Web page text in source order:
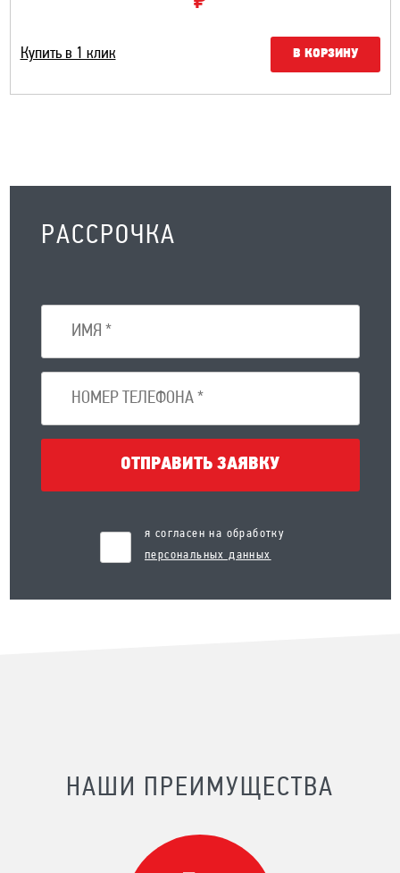
Купить в 1 клик В КОРЗИНУ
РАССРОЧКА
ОТПРАВИТЬ ЗАЯВКУ
я согласен на обработку
персональных данных
НАШИ ПРЕИМУЩЕСТВА